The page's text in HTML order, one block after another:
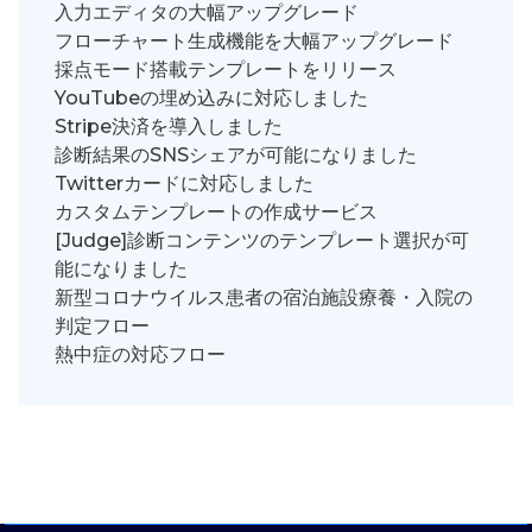
入力エディタの大幅アップグレード
フローチャート生成機能を大幅アップグレード
採点モード搭載テンプレートをリリース
YouTubeの埋め込みに対応しました
Stripe決済を導入しました
診断結果のSNSシェアが可能になりました
Twitterカードに対応しました
カスタムテンプレートの作成サービス
[Judge]診断コンテンツのテンプレート選択が可
能になりました
新型コロナウイルス患者の宿泊施設療養・入院の
判定フロー
熱中症の対応フロー